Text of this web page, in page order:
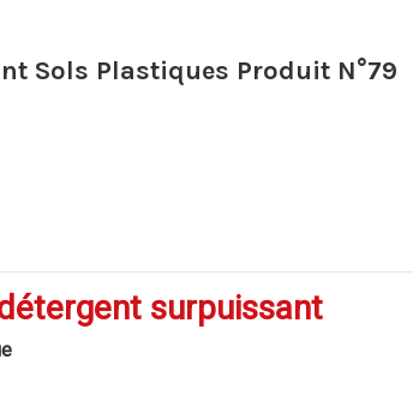
Sols Plastiques Produit N°79
surpuissant